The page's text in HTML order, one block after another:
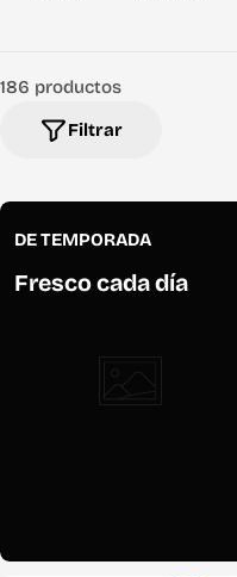
o
s
186 productos
Filtrar
DE TEMPORADA
Fresco cada día